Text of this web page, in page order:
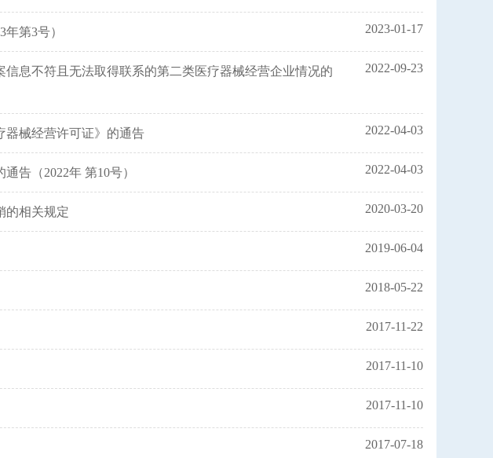
第3号） 2023-01-17
息不符且无法取得联系的第二类医疗器械经营企业情况的
2022-09-23
器械经营许可证》的通告 2022-04-03
告（2022年 第10号） 2022-04-03
的相关规定 2020-03-20
2019-06-04
2018-05-22
2017-11-22
2017-11-10
2017-11-10
2017-07-18